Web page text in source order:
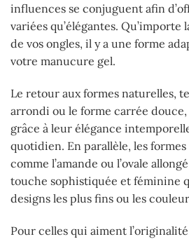
influences se conjuguent afin
variées qu’élégantes.
de vos ongles, il y a une forme
votre manucure gel.
Le retour aux formes naturelles,
arrondi ou le forme carrée
grâce à leur élégance
quotidien. En parallèle, les formes
comme l’amande ou l’ovale
touche sophistiquée et féminine
designs les plus fins ou les
Pour celles qui aiment